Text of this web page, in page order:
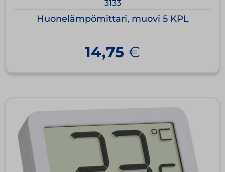
3133
Huonelämpömittari, muovi 5 KPL
14,75 €